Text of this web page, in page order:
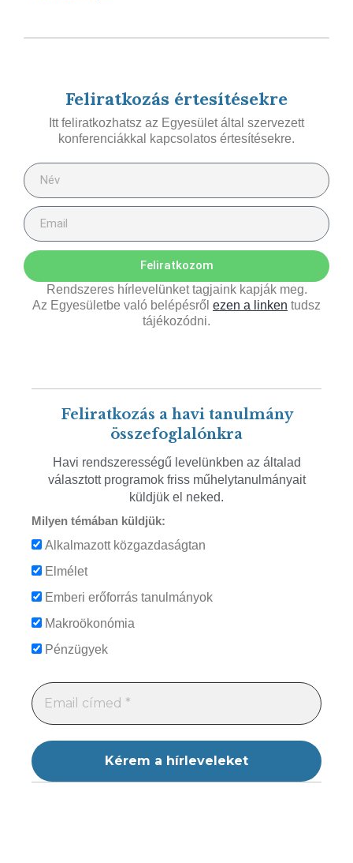
Feliratkozás értesítésekre
Itt feliratkozhatsz az Egyesület által szervezett
konferenciákkal kapcsolatos értesítésekre.
Feliratkozom
Rendszeres hírlevelünket tagjaink kapják meg.
Az Egyesületbe való belépésről ezen a linken tudsz
tájékozódni.
Feliratkozás a havi tanulmány
összefoglalónkra
Havi rendszerességű levelünkben az általad
választott programok friss műhelytanulmányait
küldjük el neked.
Milyen témában küldjük:
Alkalmazott közgazdaságtan
Elmélet
Emberi erőforrás tanulmányok
Makroökonómia
Pénzügyek